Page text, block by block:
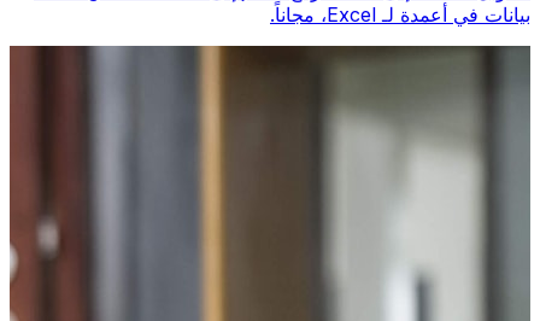
بيانات في أعمدة لـ Excel، مجاناً.